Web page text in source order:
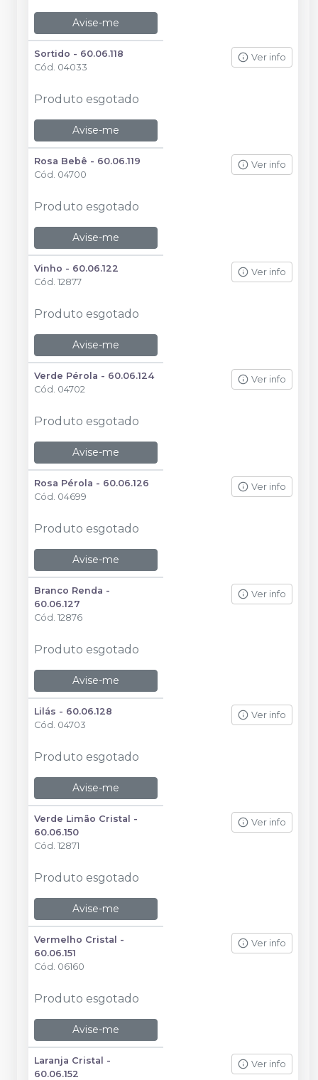
Avise-me
Sortido - 60.06.118
Cód. 04033
Ver info
Produto esgotado
Avise-me
Rosa Bebê - 60.06.119
Cód. 04700
Ver info
Produto esgotado
Avise-me
Vinho - 60.06.122
Cód. 12877
Ver info
Produto esgotado
Avise-me
Verde Pérola - 60.06.124
Cód. 04702
Ver info
Produto esgotado
Avise-me
Rosa Pérola - 60.06.126
Cód. 04699
Ver info
Produto esgotado
Avise-me
Branco Renda -
60.06.127
Cód. 12876
Ver info
Produto esgotado
Avise-me
Lilás - 60.06.128
Cód. 04703
Ver info
Produto esgotado
Avise-me
Verde Limão Cristal -
60.06.150
Cód. 12871
Ver info
Produto esgotado
Avise-me
Vermelho Cristal -
60.06.151
Cód. 06160
Ver info
Produto esgotado
Avise-me
Laranja Cristal -
60.06.152
Ver info